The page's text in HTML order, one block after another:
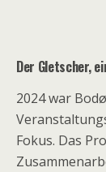
Der Gletscher,
2024 war Bodø
Fokus. Das